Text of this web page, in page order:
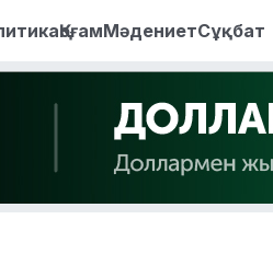
ҚоғамМәдениетСұқбат